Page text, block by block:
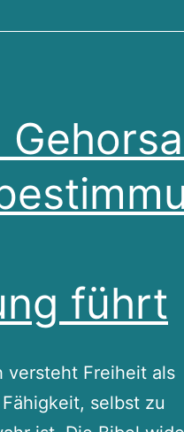
führt
versteht Freiheit als
selbst zu